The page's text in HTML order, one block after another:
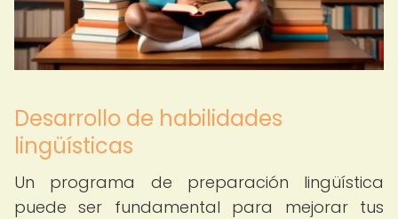
Desarrollo de habilidades
lingüísticas
Un programa de preparación lingüística
puede ser fundamental para mejorar tus